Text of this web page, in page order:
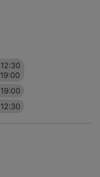
12:30
19:00
19:00
12:30